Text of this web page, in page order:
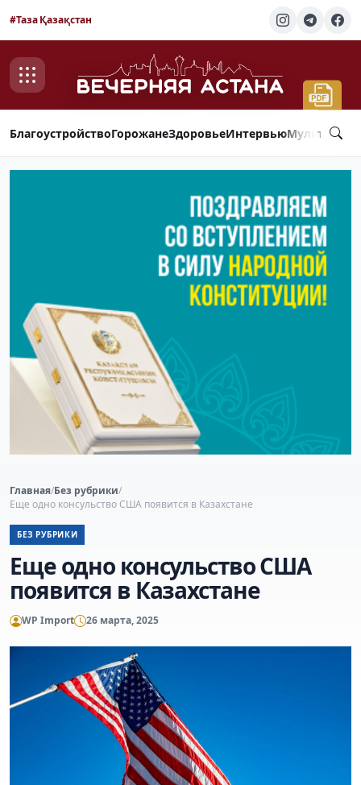
#Таза Қазақстан
БлагоустройствоГорожанеЗдоровьеИнтервью
Главная/Без рубрики/
Еще одно консульство США появится в Казахстане
БЕЗ РУБРИКИ
Еще одно консульство США
появится в Казахстане
WP Import 26 марта, 2025